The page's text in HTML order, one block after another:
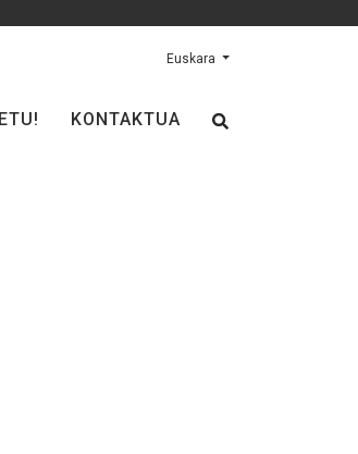
Euskara
KONTAKTUA